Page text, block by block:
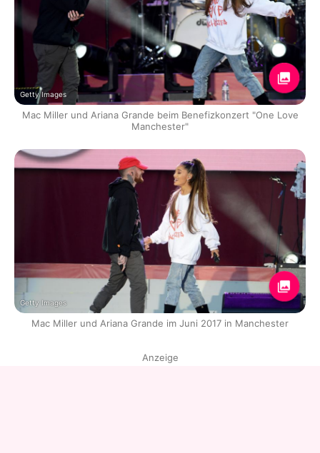
Getty Images
Mac Miller und Ariana Grande beim Benefizkonzert "One Love
Manchester"
Getty Images
Mac Miller und Ariana Grande im Juni 2017 in Manchester
Anzeige